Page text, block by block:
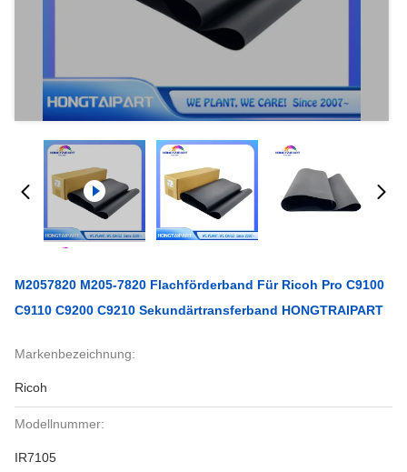
M2057820 M205-7820 Flachförderband Für Ricoh Pro C9100
C9110 C9200 C9210 Sekundärtransferband HONGTRAIPART
Markenbezeichnung:
Ricoh
Modellnummer:
IR7105